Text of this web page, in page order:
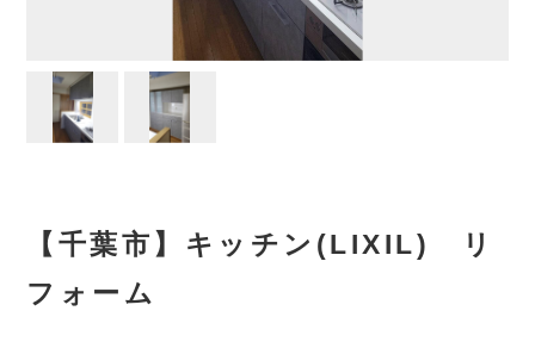
【千葉市】キッチン(LIXIL) リ
フォーム